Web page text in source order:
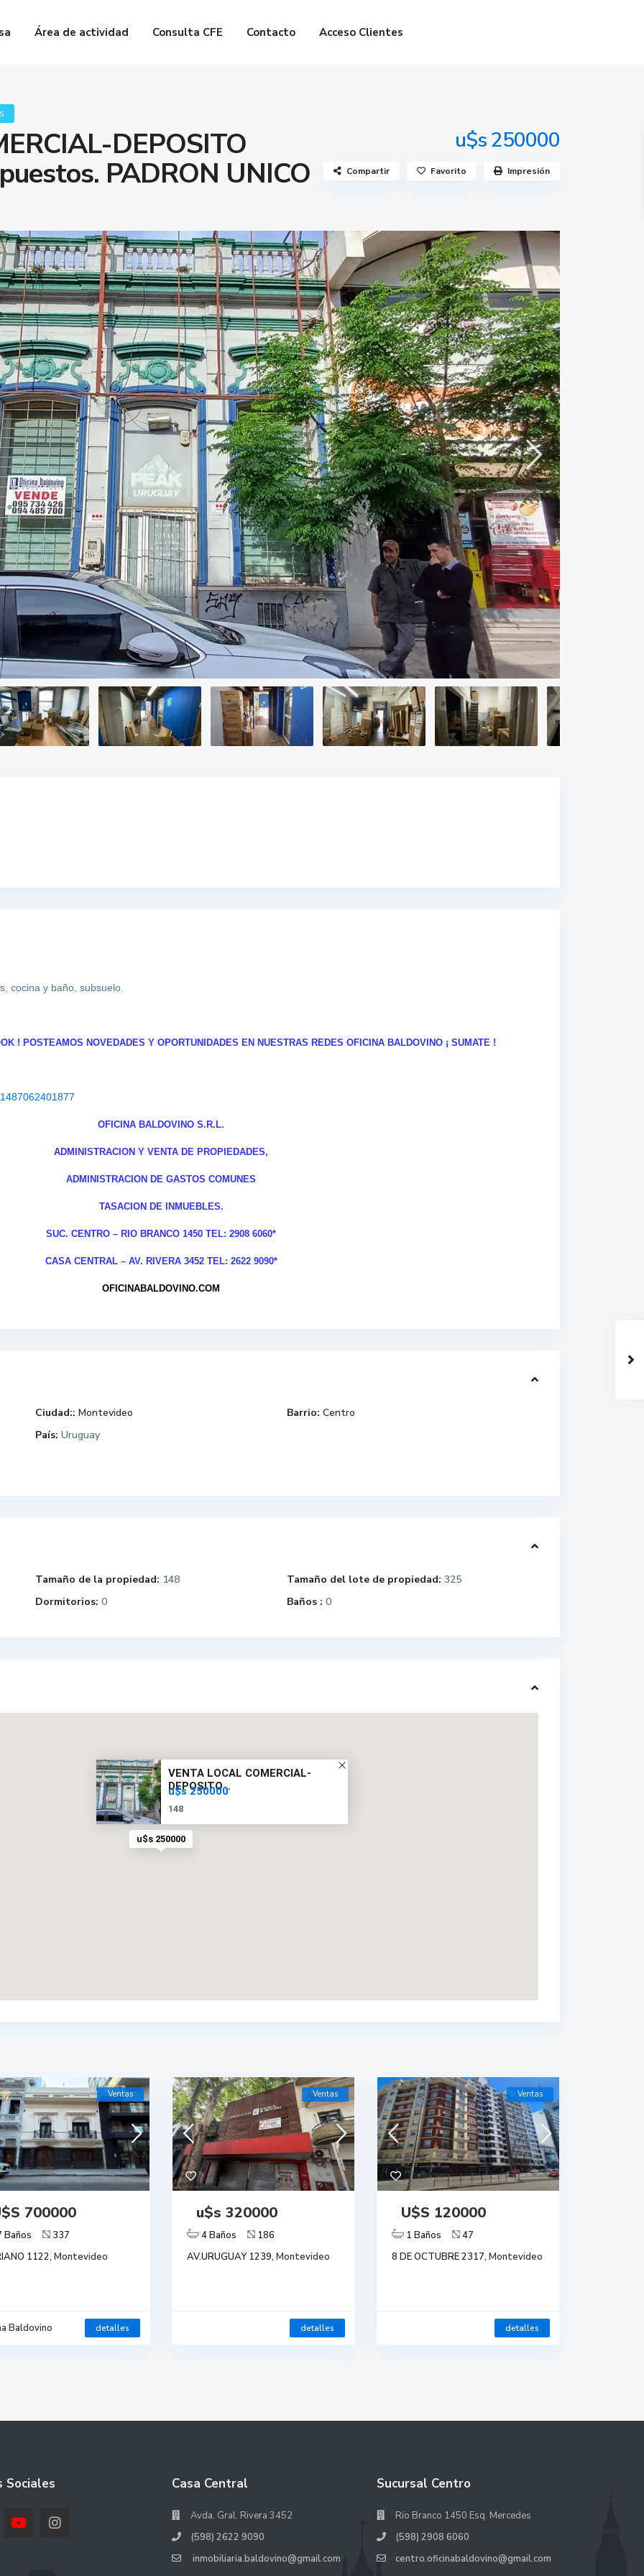
Área de actividad Consulta CFE Contacto Acceso Clientes
DEPOSITO
PADRON UNICO
u$s 250000
Compartir Favorito Impresión
cocina y baño, subsuelo.
! POSTEAMOS NOVEDADES Y OPORTUNIDADES EN NUESTRAS REDES OFICINA BALDOVINO ¡ SUMATE !
OFICINA BALDOVINO S.R.L.
ADMINISTRACION Y VENTA DE PROPIEDADES,
ADMINISTRACION DE GASTOS COMUNES
TASACION DE INMUEBLES.
SUC. CENTRO – RIO BRANCO 1450 TEL: 2908 6060*
CASA CENTRAL – AV. RIVERA 3452 TEL: 2622 9090*
OFICINABALDOVINO.COM
Ciudad:: Montevideo Barrio: Centro
País: Uruguay
Tamaño de la propiedad: 148 Tamaño del lote de propiedad: 325
Dormitorios: 0 Baños : 0
u$s 250000
VENTA LOCAL COMERCIAL-
DEPOSITO...
u$s 250000
148
Ventas
700000
Baños
337
1122, Montevideo
Baldovino detalles
Ventas
u$s 320000
4 Baños
186
AV.URUGUAY 1239, Montevideo
detalles
Ventas
U$S 120000
1 Baños
47
8 DE OCTUBRE 2317, Montevideo
detalles
Sociales Casa Central
Avda. Gral. Rivera 3452
(598) 2622 9090
inmobiliaria.baldovino@gmail.com
Sucursal Centro
Río Branco 1450 Esq. Mercedes
(598) 2908 6060
centro.oficinabaldovino@gmail.com